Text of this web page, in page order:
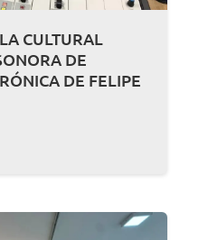
CULTURAL
DE
DE FELIPE